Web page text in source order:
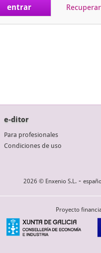
e-ditor
Para profesionales
Condiciones de uso
2026 © Enxenio S.L. -
Proyecto